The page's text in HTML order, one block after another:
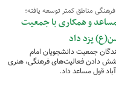
مناطق کمتر توسعه یافته؛
و همکاری با جمعیت
یزد داد
جمعیت دانشجویان امام
دادن فعالیت‌های فرهنگی، هنری
قول مساعد داد.